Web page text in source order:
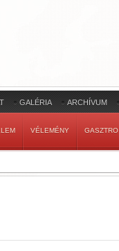
GALÉRIA ARCHÍVUM
VÉLEMÉNY GASZTRO